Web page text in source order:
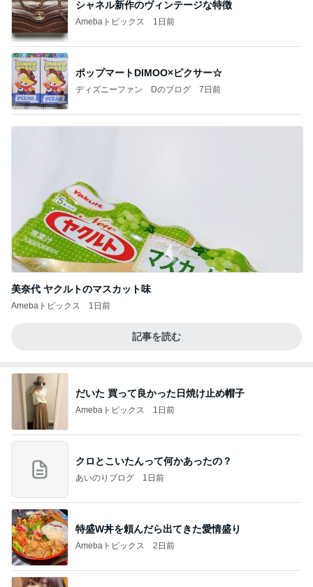
シャネル新作のヴィンテージな特徴
Amebaトピックス 1日前
ポップマートDIMOO×ピクサー☆
ディズニーファン Dのブログ 7日前
美奈代 ヤクルトのマスカット味
Amebaトピックス 1日前
記事を読む
だいた 買って良かった日焼け止め帽子
Amebaトピックス 1日前
クロとこいたんって何かあったの？
あいのりブログ 1日前
特盛W丼を頼んだら出てきた愛情盛り
Amebaトピックス 2日前